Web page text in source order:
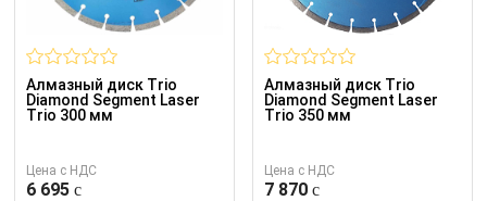
Алмазный диск Trio
Diamond Segment Laser
Trio 300 мм
Цена с НДС
6 695
Алмазный диск Trio
Diamond Segment Laser
Trio 350 мм
Цена с НДС
7 870